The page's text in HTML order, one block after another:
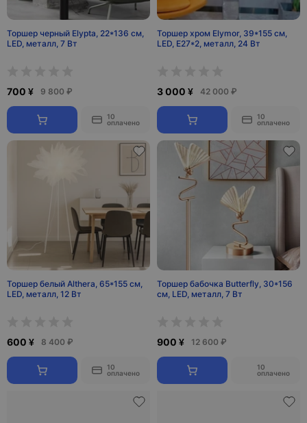
Торшер черный Elypta, 22*136 см,
LED, металл, 7 Вт
700 ¥ 9 800 ₽
10
оплачено
Торшер хром Elymor, 39*155 см,
LED, Е27*2, металл, 24 Вт
3 000 ¥ 42 000 ₽
10
оплачено
Торшер белый Althera, 65*155 см,
LED, металл, 12 Вт
600 ¥ 8 400 ₽
10
оплачено
Торшер бабочка Butterfly, 30*156
см, LED, металл, 7 Вт
900 ¥ 12 600 ₽
10
оплачено